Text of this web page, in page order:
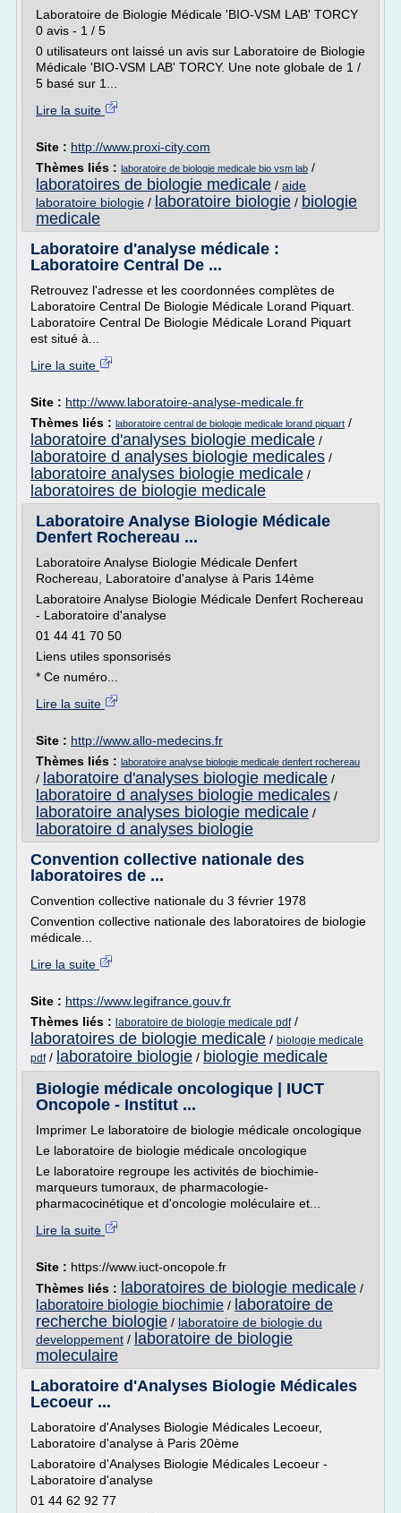
Laboratoire de Biologie Médicale 'BIO-VSM LAB' TORCY
0 avis - 1 / 5
0 utilisateurs ont laissé un avis sur Laboratoire de Biologie
Médicale 'BIO-VSM LAB' TORCY. Une note globale de 1 /
5 basé sur 1...
Lire la suite
Site : http://www.proxi-city.com
Thèmes liés : laboratoire de biologie medicale bio vsm lab /
laboratoires de biologie medicale / aide
laboratoire biologie / laboratoire biologie / biologie
medicale
Laboratoire d'analyse médicale :
Laboratoire Central De ...
Retrouvez l'adresse et les coordonnées complètes de
Laboratoire Central De Biologie Médicale Lorand Piquart.
Laboratoire Central De Biologie Médicale Lorand Piquart
est situé à...
Lire la suite
Site : http://www.laboratoire-analyse-medicale.fr
Thèmes liés : laboratoire central de biologie medicale lorand piquart /
laboratoire d'analyses biologie medicale /
laboratoire d analyses biologie medicales /
laboratoire analyses biologie medicale /
laboratoires de biologie medicale
Laboratoire Analyse Biologie Médicale
Denfert Rochereau ...
Laboratoire Analyse Biologie Médicale Denfert
Rochereau, Laboratoire d'analyse à Paris 14ème
Laboratoire Analyse Biologie Médicale Denfert Rochereau
- Laboratoire d'analyse
01 44 41 70 50
Liens utiles sponsorisés
* Ce numéro...
Lire la suite
Site : http://www.allo-medecins.fr
Thèmes liés : laboratoire analyse biologie medicale denfert rochereau
/ laboratoire d'analyses biologie medicale /
laboratoire d analyses biologie medicales /
laboratoire analyses biologie medicale /
laboratoire d analyses biologie
Convention collective nationale des
laboratoires de ...
Convention collective nationale du 3 février 1978
Convention collective nationale des laboratoires de biologie
médicale...
Lire la suite
Site : https://www.legifrance.gouv.fr
Thèmes liés : laboratoire de biologie medicale pdf/
laboratoires de biologie medicale / biologie medicale
pdf/ laboratoire biologie / biologie medicale
Biologie médicale oncologique | IUCT
Oncopole - Institut ...
Imprimer Le laboratoire de biologie médicale oncologique
Le laboratoire de biologie médicale oncologique
Le laboratoire regroupe les activités de biochimie-
marqueurs tumoraux, de pharmacologie-
pharmacocinétique et d'oncologie moléculaire et...
Lire la suite
Site : https://www.iuct-oncopole.fr
Thèmes liés : laboratoires de biologie medicale /
laboratoire biologie biochimie / laboratoire de
recherche biologie / laboratoire de biologie du
developpement / laboratoire de biologie
moleculaire
Laboratoire d'Analyses Biologie Médicales
Lecoeur ...
Laboratoire d'Analyses Biologie Médicales Lecoeur,
Laboratoire d'analyse à Paris 20ème
Laboratoire d'Analyses Biologie Médicales Lecoeur -
Laboratoire d'analyse
01 44 62 92 77